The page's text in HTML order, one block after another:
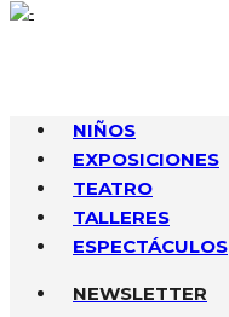
NIÑOS
EXPOSICIONES
TEATRO
TALLERES
ESPECTÁCULOS
NEWSLETTER